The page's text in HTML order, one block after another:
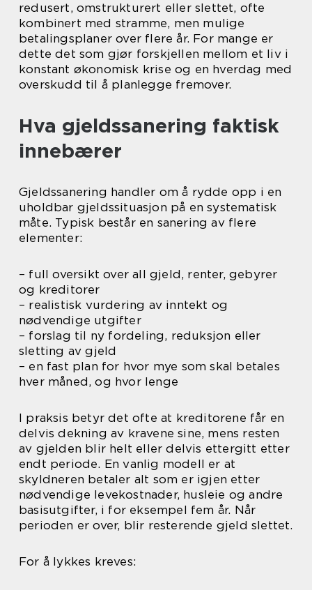
redusert, omstrukturert eller slettet, ofte
kombinert med stramme, men mulige
betalingsplaner over flere år. For mange er
dette det som gjør forskjellen mellom et liv i
konstant økonomisk krise og en hverdag med
overskudd til å planlegge fremover.
Hva gjeldssanering faktisk
innebærer
Gjeldssanering handler om å rydde opp i en
uholdbar gjeldssituasjon på en systematisk
måte. Typisk består en sanering av flere
elementer:
– full oversikt over all gjeld, renter, gebyrer
og kreditorer
– realistisk vurdering av inntekt og
nødvendige utgifter
– forslag til ny fordeling, reduksjon eller
sletting av gjeld
– en fast plan for hvor mye som skal betales
hver måned, og hvor lenge
I praksis betyr det ofte at kreditorene får en
delvis dekning av kravene sine, mens resten
av gjelden blir helt eller delvis ettergitt etter
endt periode. En vanlig modell er at
skyldneren betaler alt som er igjen etter
nødvendige levekostnader, husleie og andre
basisutgifter, i for eksempel fem år. Når
perioden er over, blir resterende gjeld slettet.
For å lykkes kreves: